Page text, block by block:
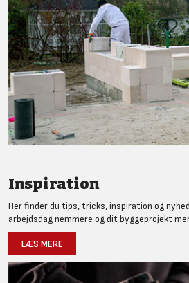
Inspiration
Her finder du tips, tricks, inspiration og
arbejdsdag nemmere og dit byggeprojekt
LÆS MERE